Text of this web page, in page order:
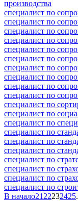
производства
специалист по
специалист по
специалист по
специалист по
специалист по
специалист по
специалист по
специалист по
специалист по
специалист по
специалист по
специалист по
специалист по
специалист по
специалист по
специалист по
специалист по
специалист по
специалист по
специалист по
В начало21 22232425